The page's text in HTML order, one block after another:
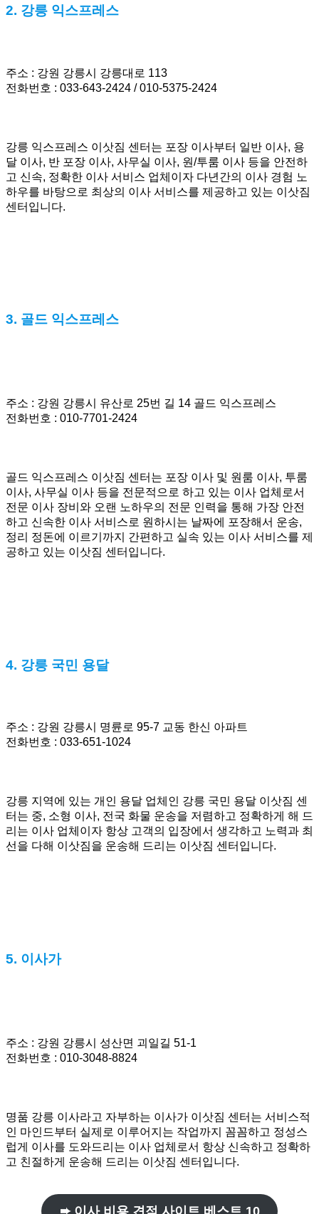
2. 강릉 익스프레스
주소 : 강원 강릉시 강릉대로 113
전화번호 : 033-643-2424 / 010-5375-2424
강릉 익스프레스 이삿짐 센터는 포장 이사부터 일반 이사, 용
달 이사, 반 포장 이사, 사무실 이사, 원/투룸 이사 등을 안전하
고 신속, 정확한 이사 서비스 업체이자 다년간의 이사 경험 노
하우를 바탕으로 최상의 이사 서비스를 제공하고 있는 이삿짐
센터입니다.
3. 골드 익스프레스
주소 : 강원 강릉시 유산로 25번 길 14 골드 익스프레스
전화번호 : 010-7701-2424
골드 익스프레스 이삿짐 센터는 포장 이사 및 원룸 이사, 투룸
이사, 사무실 이사 등을 전문적으로 하고 있는 이사 업체로서
전문 이사 장비와 오랜 노하우의 전문 인력을 통해 가장 안전
하고 신속한 이사 서비스로 원하시는 날짜에 포장해서 운송,
정리 정돈에 이르기까지 간편하고 실속 있는 이사 서비스를 제
공하고 있는 이삿짐 센터입니다.
4. 강릉 국민 용달
주소 : 강원 강릉시 명륜로 95-7 교동 한신 아파트
전화번호 : 033-651-1024
강릉 지역에 있는 개인 용달 업체인 강릉 국민 용달 이삿짐 센
터는 중, 소형 이사, 전국 화물 운송을 저렴하고 정확하게 해 드
리는 이사 업체이자 항상 고객의 입장에서 생각하고 노력과 최
선을 다해 이삿짐을 운송해 드리는 이삿짐 센터입니다.
5. 이사가
주소 : 강원 강릉시 성산면 괴일길 51-1
전화번호 : 010-3048-8824
명품 강릉 이사라고 자부하는 이사가 이삿짐 센터는 서비스적
인 마인드부터 실제로 이루어지는 작업까지 꼼꼼하고 정성스
럽게 이사를 도와드리는 이사 업체로서 항상 신속하고 정확하
고 친절하게 운송해 드리는 이삿짐 센터입니다.
➨ 이사 비용 견적 사이트 베스트 10